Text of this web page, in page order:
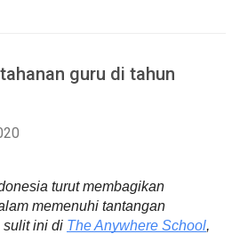
guru di tahun
turut membagikan
memenuhi tantangan
sulit ini di The Anywhere School,